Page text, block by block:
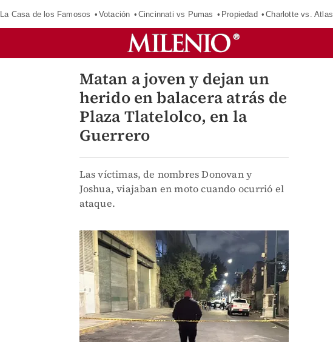
La Casa de los Famosos Votación Cincinnati vs Pumas Propiedad Charlotte vs. Atlas
Matan a joven y dejan un
herido en balacera atrás de
Plaza Tlatelolco, en la
Guerrero
Las víctimas, de nombres Donovan y
Joshua, viajaban en moto cuando ocurrió el
ataque.